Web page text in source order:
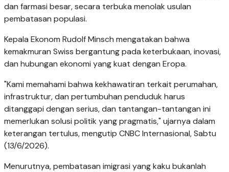
dan farmasi besar, secara terbuka menolak usulan
pembatasan populasi.
Kepala Ekonom Rudolf Minsch mengatakan bahwa
kemakmuran Swiss bergantung pada keterbukaan, inovasi,
dan hubungan ekonomi yang kuat dengan Eropa.
"Kami memahami bahwa kekhawatiran terkait perumahan,
infrastruktur, dan pertumbuhan penduduk harus
ditanggapi dengan serius, dan tantangan-tantangan ini
memerlukan solusi politik yang pragmatis," ujarnya dalam
keterangan tertulus, mengutip CNBC Internasional, Sabtu
(13/6/2026).
Menurutnya, pembatasan imigrasi yang kaku bukanlah